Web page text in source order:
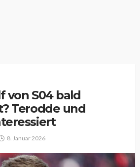
von S04 bald
Terodde und
8. Januar 2026